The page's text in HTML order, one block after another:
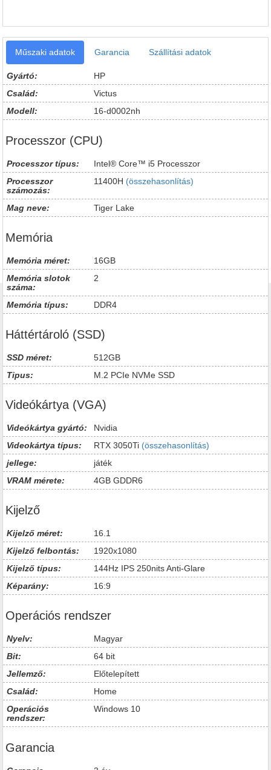
Műszaki adatok Garancia Szállítási adatok
Gyártó:
HP
Család:
Victus
Modell:
16-d0002nh
Processzor (CPU)
Processzor típus:
Intel® Core™ i5 Processzor
Processzor
számozás:
11400H (összehasonlítás)
Mag neve: Tiger Lake
Memória
Memória méret:
16GB
Memória slotok
száma:
2
Memória típus: DDR4
Háttértároló (SSD)
SSD méret:
512GB
Tipus:
M.2 PCIe NVMe SSD
Videókártya (VGA)
Videókártya gyártó:
Nvidia
Videokártya típus:
RTX 3050Ti (összehasonlítás)
jellege:
játék
VRAM mérete:
4GB GDDR6
Kijelző
Kijelző méret:
16.1
Kijelző felbontás:
1920x1080
Kijelző típus:
144Hz IPS 250nits Anti-Glare
Képarány:
16:9
Operációs rendszer
Nyelv:
Magyar
Bit:
64 bit
Jellemző:
Előtelepített
Család:
Home
Operációs
rendszer:
Windows 10
Garancia